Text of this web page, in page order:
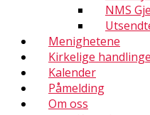
NMS
Menighetene
Kirkelige
Kalender
Påmelding
Om oss